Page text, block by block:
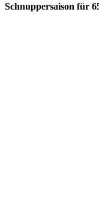
Schnuppersaison für